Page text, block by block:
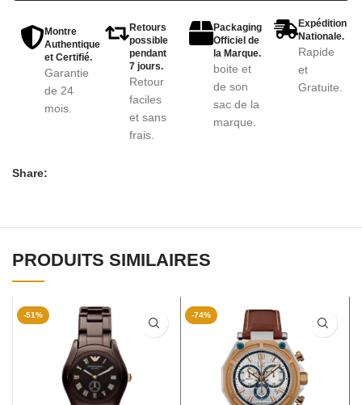
Montre
Authentique
et Certifié.
Garantie
de 24
mois.
Retours
possible
pendant
7 jours.
Retour
faciles
et sans
frais.
Packaging
Officiel de
la Marque.
boite et
de son
sac de la
marque.
Expédition
Nationale.
Rapide
et
Gratuite.
Share:
PRODUITS SIMILAIRES
-51% -74%